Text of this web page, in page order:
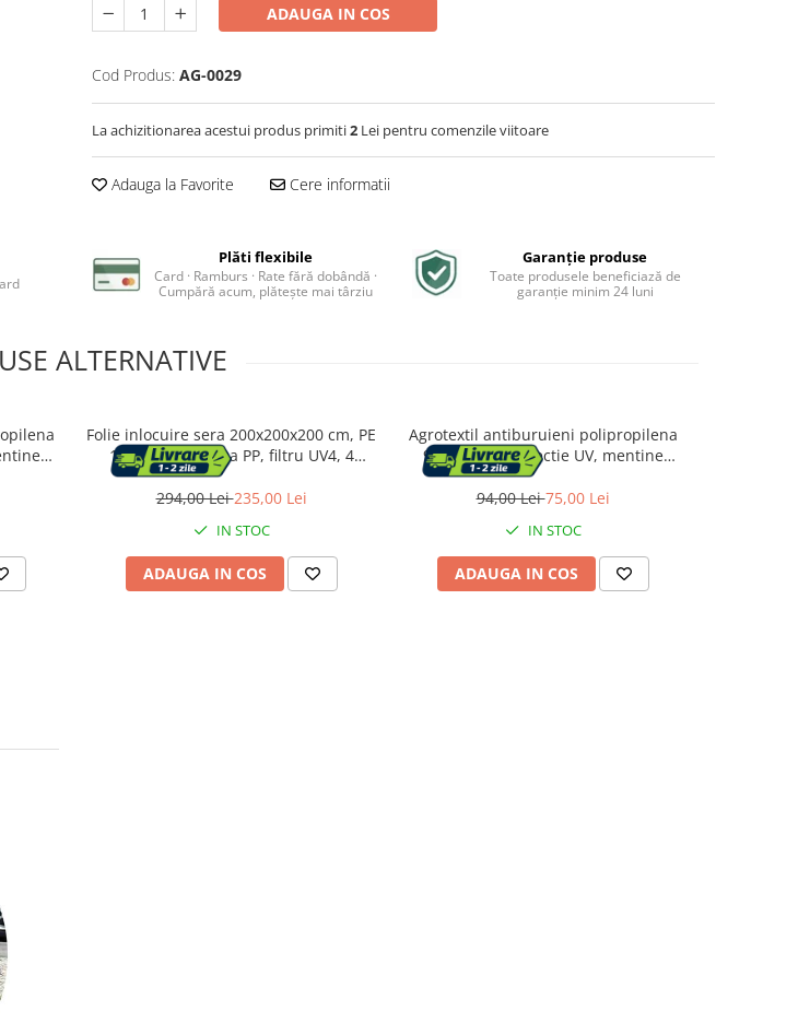
ADAUGA IN COS
Cod Produs: AG-0029
La achizitionarea acestui produs primiti2 Lei pentru comenzile viitoare
Adauga la Favorite Cere informatii
Plăti flexibile
Card · Ramburs · Rate fără dobândă ·
Cumpără acum, plătește mai târziu
Garanție produse
Toate produsele beneficiază de
garanție minim 24 luni
ALTERNATIVE
negru
Folie inlocuire sera 200x200x200 cm, PE
140g/m2 cu plasa PP, filtru UV4, 4
ferestre si usa fermoar, verde
294,00 Lei235,00 Lei
IN STOC
ADAUGA IN COS
Agrotextil antiburuieni polipropilena
90g/m2 cu protectie UV, mentine
umiditatea solului, 50x0.8 m, negru
94,00 Lei75,00 Lei
IN STOC
ADAUGA IN COS